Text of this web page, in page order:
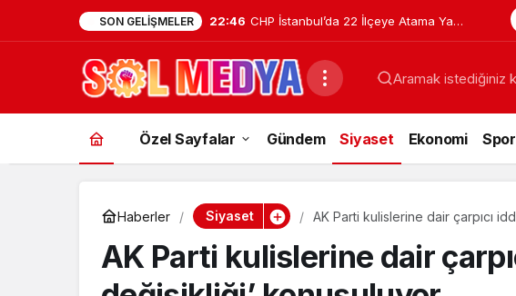
SON GELIŞMELER 22:46 CHP İstanbul’da 22 İlçeye Atama Yaptı:
Tuzla İlçe Başkanlığı’na Hasan
Uzunyayla Getirildi
Aramak istediğiniz
Özel Sayfalar Gündem Siyaset Ekonomi Spor
Haberler Siyaset AK Parti kulislerine dair çarpıcı
AK Parti kulislerine dair